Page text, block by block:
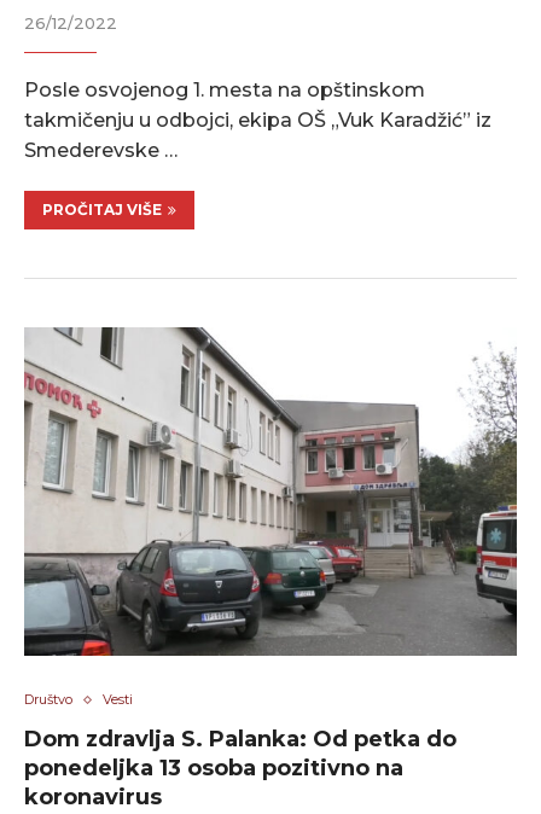
26/12/2022
Posle osvojenog 1. mesta na opštinskom
takmičenju u odbojci, ekipa OŠ „Vuk Karadžić” iz
Smederevske …
PROČITAJ VIŠE
Društvo Vesti
Dom zdravlja S. Palanka: Od petka do
ponedeljka 13 osoba pozitivno na
koronavirus